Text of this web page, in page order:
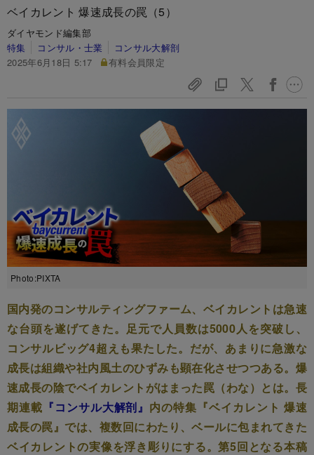
ベイカレント 爆速成長の罠（5）
ダイヤモンド編集部
特集
コンサル・士業
コンサル大解剖
2025年6月18日 5:17
有料会員限定
Photo:PIXTA
国内発のコンサルティングファーム、ベイカレントは急速
な台頭を遂げてきた。足元で人員数は5000人を突破し、
コンサルビッグ4超えも果たした。だが、あまりに急激な
成長は組織や社内風土のひずみも顕在化させつつある。爆
速成長の陰でベイカレントがはまった罠（わな）とは。長
期連載 『コンサル大解剖』 内の特集『ベイカレント 爆速
成長の罠』では、複数回にわたり、ベールに包まれてきた
ベイカレントの実像を浮き彫りにする。第5回となる本稿